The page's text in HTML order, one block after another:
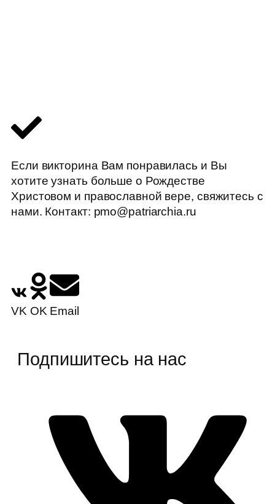
Если викторина Вам понравилась и Вы
хотите узнать больше о Рождестве
Христовом и православной вере, свяжитесь с
нами. Контакт: pmo@patriarchia.ru
VK OK Email
Подпишитесь на нас